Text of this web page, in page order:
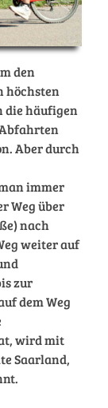
den
höchsten
die häufigen
Aber durch
immer
Weg über
nach
weiter auf
zur
dem Weg
wird mit
Saarland,